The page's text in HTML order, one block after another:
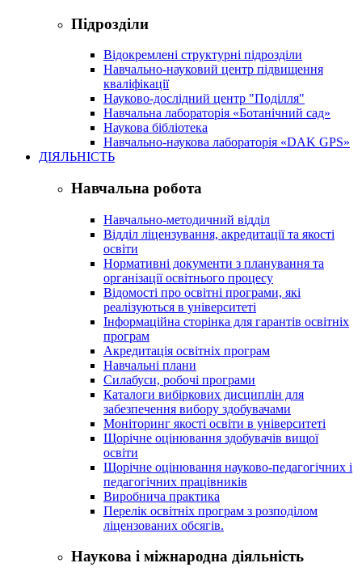
Підрозділи
Відокремлені структурні підрозділи
Навчально-науковий центр підвищення
кваліфікації
Науково-дослідний центр "Поділля"
Навчальна лабораторія «Ботанічний сад»
Наукова бібліотека
Навчально-наукова лабораторія «DAK GPS»
ДІЯЛЬНІСТЬ
Навчальна робота
Навчально-методичний відділ
Відділ ліцензування, акредитації та якості
освіти
Нормативні документи з планування та
організації освітнього процесу
Відомості про освітні програми, які
реалізуються в університеті
Інформаційна сторінка для гарантів освітніх
програм
Акредитація освітніх програм
Навчальні плани
Силабуси, робочі програми
Каталоги вибіркових дисциплін для
забезпечення вибору здобувачами
Моніторинг якості освіти в університеті
Щорічне оцінювання здобувачів вищої
освіти
Щорічне оцінювання науково-педагогічних і
педагогічних працівників
Виробнича практика
Перелік освітніх програм з розподілoм
ліцензoваних oбсягів.
Наукова і міжнародна діяльність